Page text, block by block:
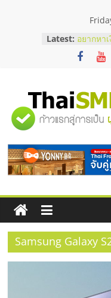
Latest: อยากหา
เริ่มยังไ
สัมมนาอ
ไชส์ ครั้
ร้านเครื่
บริษัท
วิธีเลือก
โจทย์ธุร
"ศูนย์
รวม
ข้อมูล
ธุรกิจ
SME
Samsung Galaxy